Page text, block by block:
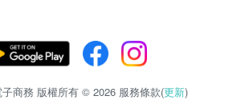
子商務 版權所有 © 2026 服務條款(更新)